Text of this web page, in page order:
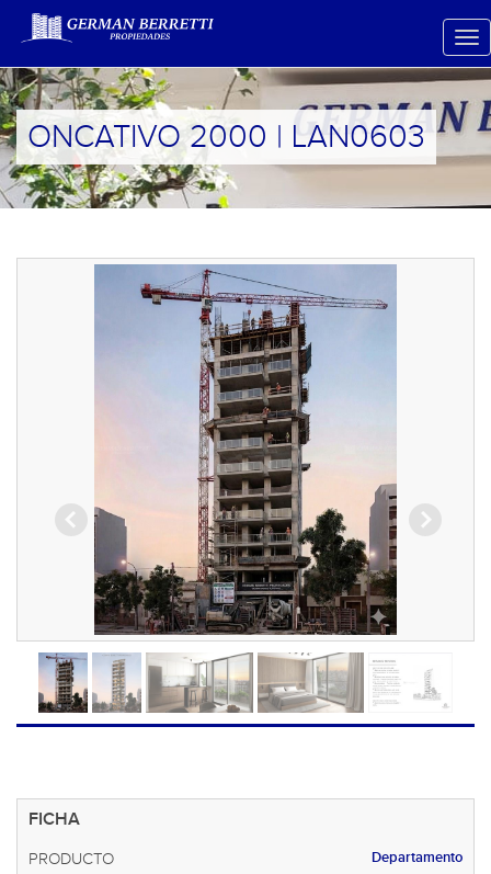
ONCATIVO 2000 | LAN0603
FICHA
PRODUCTO Departamento